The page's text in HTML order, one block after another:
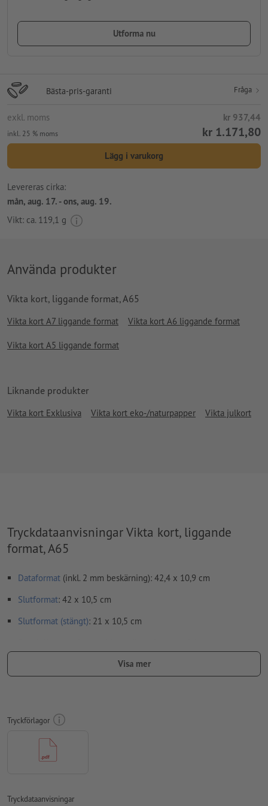
Utforma nu
Bästa-pris-garanti Fråga
exkl. moms kr 937,44
inkl. 25 % moms kr 1.171,80
Lägg i varukorg
Levereras cirka:
mån, aug. 17. - ons, aug. 19.
Vikt: ca. 119,1 g
Använda produkter
Vikta kort, liggande format, A65
Vikta kort A7 liggande format Vikta kort A6 liggande format
Vikta kort A5 liggande format
Liknande produkter
Vikta kort Exklusiva Vikta kort eko-/naturpapper Vikta julkort
Tryckdataanvisningar Vikta kort, liggande
format, A65
Dataformat (inkl. 2 mm beskärning): 42,4 x 10,9 cm
Slutformat: 42 x 10,5 cm
Slutformat (stängt): 21 x 10,5 cm
Skapa inte tryckfiler för foldrar som enkelsidor, utan som
färdigmonterade inner- och yttersidor - se datablad
vi kan tyvärr inte alltid ta hänsyn till
För att motivet i den färdiga trycktprodukten inte ska hamna
upp och ner, ska man i tryckdata ta hänsyn till
Lägg 2 mm runtom
Visa mer
Tryckförlagor
Tryckdataanvisningar